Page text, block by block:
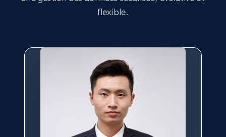
URL, Domain, Marketplace pn, Sku, Other pn,
Model number, Gtin ean pn, Product name, and
162+
flexible.